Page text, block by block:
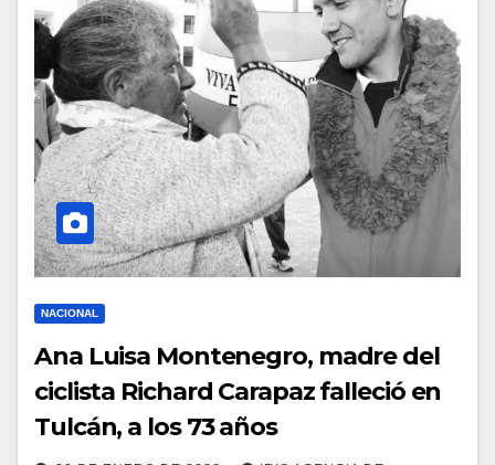
NACIONAL
Ana Luisa Montenegro, madre del
ciclista Richard Carapaz falleció en
Tulcán, a los 73 años